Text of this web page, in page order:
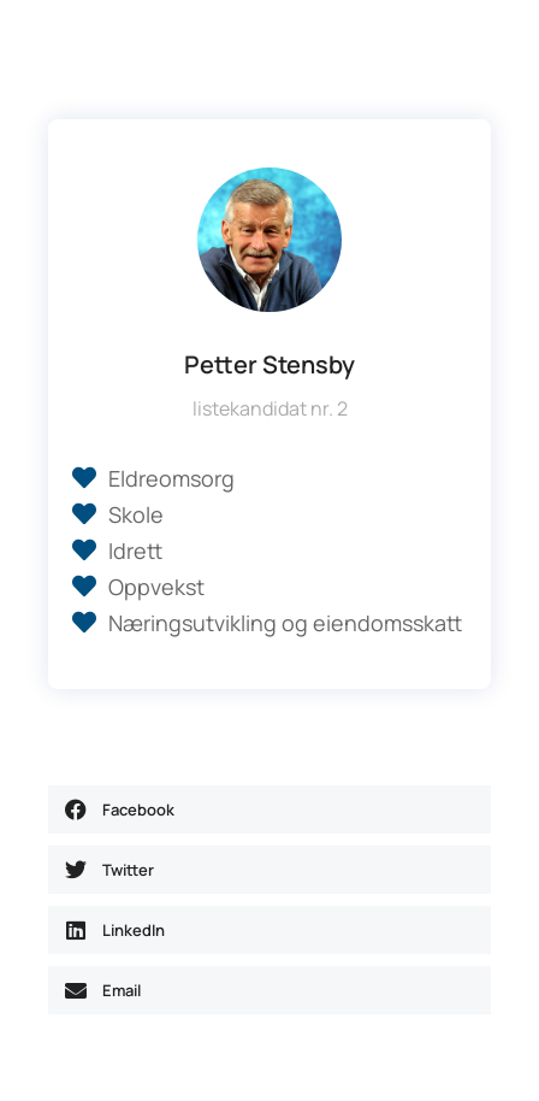
Petter Stensby
listekandidat nr. 2
Eldreomsorg
Skole
Idrett
Oppvekst
Næringsutvikling og eiendomsskatt
Facebook
Twitter
LinkedIn
Email